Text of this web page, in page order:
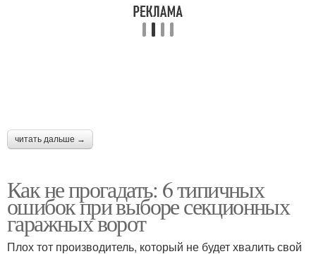
читать дальше →
Как не прогадать: 6 типичных
ошибок при выборе секционных
гаражных ворот
Плох тот производитель, который не будет хвалить свой